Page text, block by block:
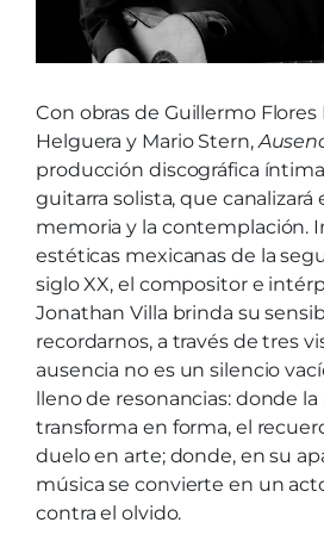
Con obras de Guillermo Flores
Helguera y Mario Stern,
producción discográfica
guitarra solista, que canalizará
memoria y la contemplación.
estéticas mexicanas de la
siglo XX, el compositor e
Jonathan Villa brinda su
recordarnos, a través de tres
ausencia no es un silencio
lleno de resonancias: donde la
transforma en forma, el
duelo en arte; donde, en su
música se convierte en un
contra el olvido.